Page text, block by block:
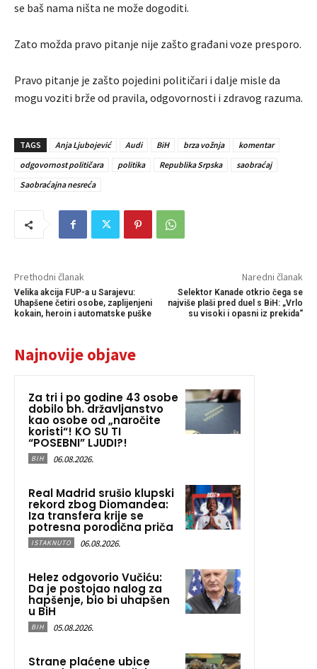
se baš nama ništa ne može dogoditi.
Zato možda pravo pitanje nije zašto građani voze presporo.
Pravo pitanje je zašto pojedini političari i dalje misle da
mogu voziti brže od pravila, odgovornosti i zdravog razuma.
TAGS Anja Ljubojević Audi BiH brza vožnja
komentar
odgovornost političara
politika Republika Srpska
saobraćaj
Saobraćajna nesreća
Prethodni članak
Velika akcija FUP-a u Sarajevu:
Uhapšene četiri osobe, zaplijenjeni
kokain, heroin i automatske puške
Naredni članak
Selektor Kanade otkrio čega se
najviše plaši pred duel s BiH: „Vrlo
su visoki i opasni iz prekida“
Najnovije objave
Za tri i po godine 43 osobe
dobilo bh. državljanstvo
kao osobe od „naročite
koristi“! KO SU TI
“POSEBNI” LJUDI?!
BIH 06.08.2026.
Real Madrid srušio klupski
rekord zbog Diomandea:
Iza transfera krije se
potresna porodična priča
ISTAKNUTO 06.08.2026.
Helez odgovorio Vučiću:
Da je postojao nalog za
hapšenje, bio bi uhapšen
u BiH
BIH 05.08.2026.
Strane plaćene ubice